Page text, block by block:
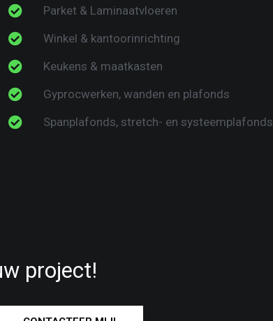
Parket & Laminaatvloeren
Winkel & kantoorinrichting
Keukens & maatkasten
Gyprocwerken, wanden en plafonds
Spanplafonds, stretch- en systeemplafonds​
project!